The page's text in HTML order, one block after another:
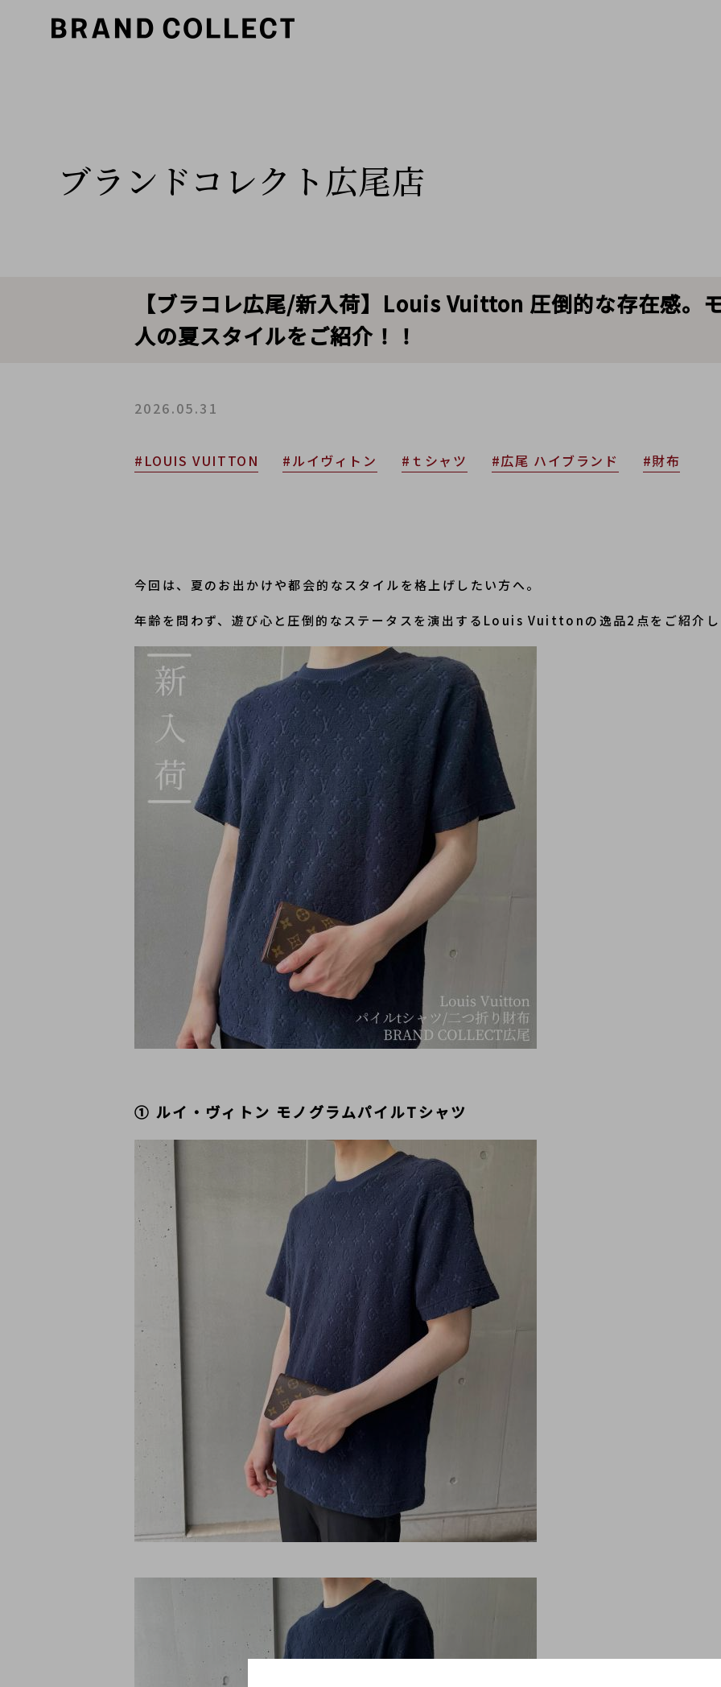
ブランドコレクト広尾店
【ブラコレ広尾/新入荷】Louis Vuitton 圧倒的な存在感。
人の夏スタイルをご紹介！！
2026.05.31
#LOUIS VUITTON #ルイヴィトン #ｔシャツ #広尾 ハイブランド #財布
今回は、夏のお出かけや都会的なスタイルを格上げしたい方へ。
年齢を問わず、遊び心と圧倒的なステータスを演出するLouis Vuittonの逸品2点をご紹介
① ルイ・ヴィトン モノグラムパイルTシャツ